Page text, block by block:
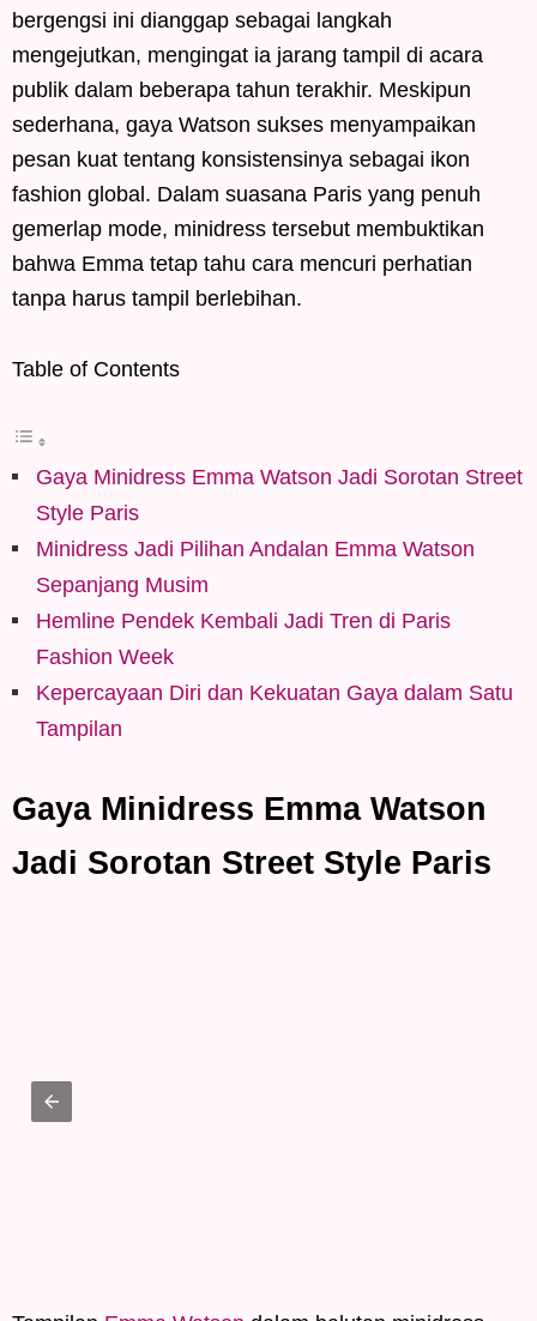
bergengsi ini dianggap sebagai langkah
mengejutkan, mengingat ia jarang tampil di acara
publik dalam beberapa tahun terakhir. Meskipun
sederhana, gaya Watson sukses menyampaikan
pesan kuat tentang konsistensinya sebagai ikon
fashion global. Dalam suasana Paris yang penuh
gemerlap mode, minidress tersebut membuktikan
bahwa Emma tetap tahu cara mencuri perhatian
tanpa harus tampil berlebihan.
Table of Contents
Gaya Minidress Emma Watson Jadi Sorotan Street
Style Paris
Minidress Jadi Pilihan Andalan Emma Watson
Sepanjang Musim
Hemline Pendek Kembali Jadi Tren di Paris
Fashion Week
Kepercayaan Diri dan Kekuatan Gaya dalam Satu
Tampilan
Gaya Minidress Emma Watson
Jadi Sorotan Street Style Paris